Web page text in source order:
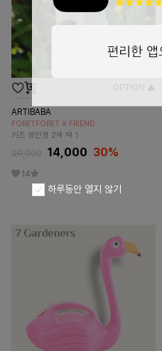
OPTION ▲
ARTIBABA
FORETFORET X FRIEND
키즈 쌍안경 2색 택 1
20,000 14,000 30%
14
하루동안 열지 않기